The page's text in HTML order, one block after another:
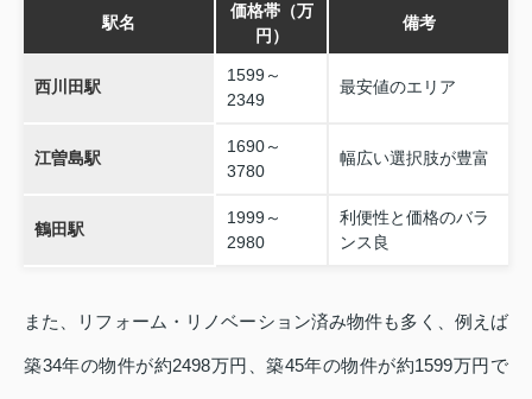
駅名
価格帯（万
円）
備考
西川田駅
1599～
2349
最安値のエリア
江曽島駅
1690～
3780
幅広い選択肢が豊富
鶴田駅
1999～
2980
利便性と価格のバラ
ンス良
また、リフォーム・リノベーション済み物件も多く、例えば
築34年の物件が約2498万円、築45年の物件が約1599万円で